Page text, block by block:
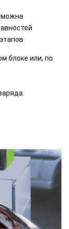
блоке или, по